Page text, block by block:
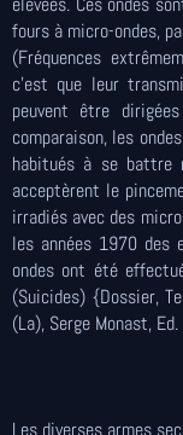
fours à micro-ondes,
(Fréquences
c’est que leur
peuvent être
comparaison, les
habitués à se battre
acceptèrent le
irradiés avec des
les années 1970 des
ondes ont été
(Suicides) {Dossier,
(La), Serge Monast,
Les diverses armes